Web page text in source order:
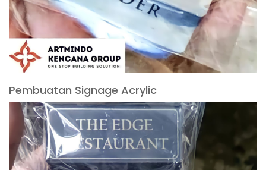
Pembuatan Signage Acrylic